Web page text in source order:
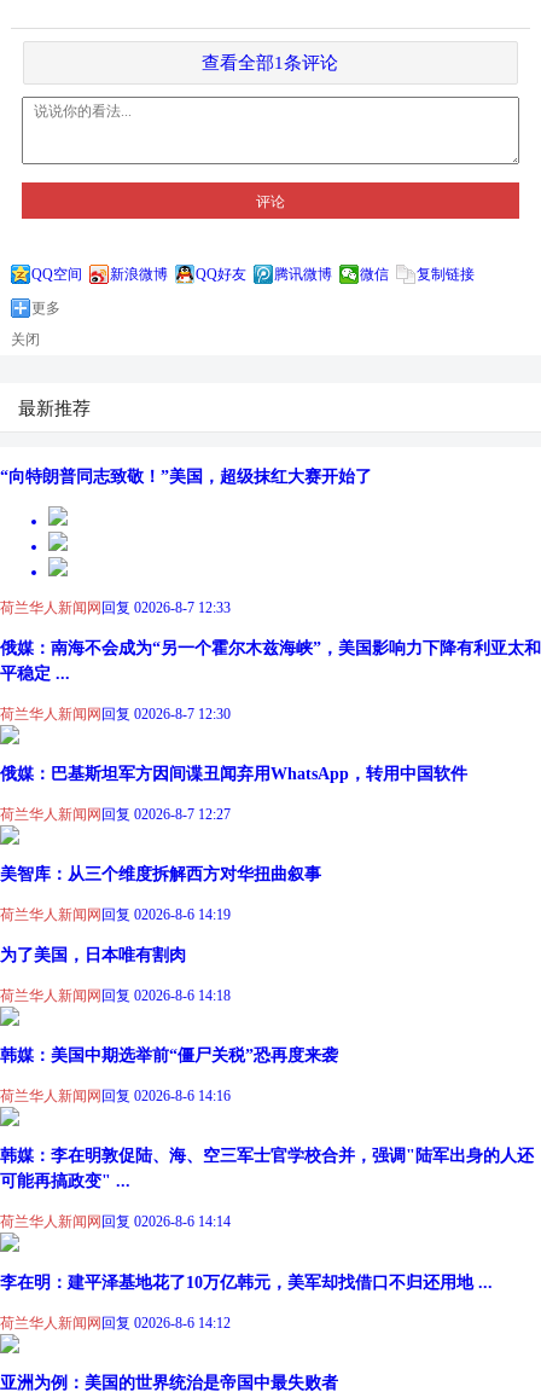
查看全部1条评论
评论
QQ空间 新浪微博 QQ好友 腾讯微博 微信
复制链接
更多
关闭
最新推荐
“向特朗普同志致敬！”美国，超级抹红大赛开始了
荷兰华人新闻网 回复 02026-8-7 12:33
俄媒：南海不会成为“另一个霍尔木兹海峡”，美国影响力下降有利亚太和
平稳定 ...
荷兰华人新闻网 回复 02026-8-7 12:30
俄媒：巴基斯坦军方因间谍丑闻弃用WhatsApp，转用中国软件
荷兰华人新闻网 回复 02026-8-7 12:27
美智库：从三个维度拆解西方对华扭曲叙事
荷兰华人新闻网 回复 02026-8-6 14:19
为了美国，日本唯有割肉
荷兰华人新闻网 回复 02026-8-6 14:18
韩媒：美国中期选举前“僵尸关税”恐再度来袭
荷兰华人新闻网 回复 02026-8-6 14:16
韩媒：李在明敦促陆、海、空三军士官学校合并，强调"陆军出身的人还
可能再搞政变" ...
荷兰华人新闻网 回复 02026-8-6 14:14
李在明：建平泽基地花了10万亿韩元，美军却找借口不归还用地 ...
荷兰华人新闻网回复 02026-8-6 14:12
亚洲为例：美国的世界统治是帝国中最失败者